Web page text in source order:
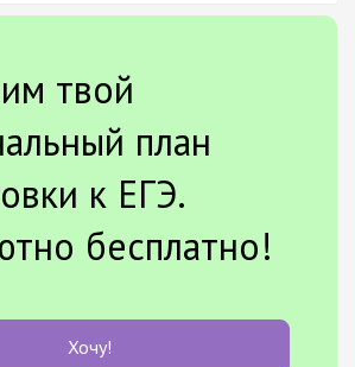
твой
план
к ЕГЭ.
бесплатно!
Хочу!